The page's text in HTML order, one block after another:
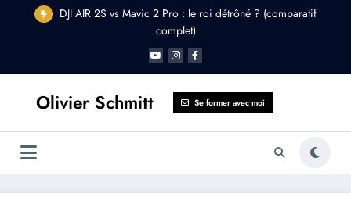
DJI AIR 2S vs Mavic 2 Pro : le roi détrôné ? (comparatif
complet)
Olivier Schmitt Se former avec moi